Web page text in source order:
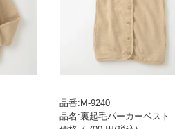
品番:M-9240
品名:裏起毛パーカーベスト